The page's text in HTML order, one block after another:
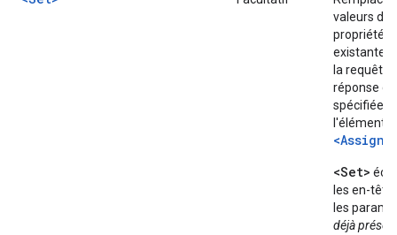
valeurs des
propriétés
existantes
la requête
réponse
spécifiée
l'élément
<Set>
les en-
les
déjà